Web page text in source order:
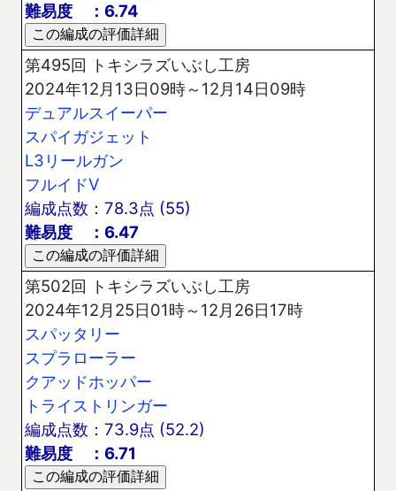
難易度 ：6.74
第495回 トキシラズいぶし工房
2024年12月13日09時～12月14日09時
デュアルスイーパー
スパイガジェット
L3リールガン
フルイドV
編成点数：78.3点 (55)
難易度 ：6.47
第502回 トキシラズいぶし工房
2024年12月25日01時～12月26日17時
スパッタリー
スプラローラー
クアッドホッパー
トライストリンガー
編成点数：73.9点 (52.2)
難易度 ：6.71